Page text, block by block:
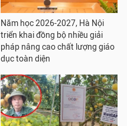
Năm học 2026-2027, Hà Nội
triển khai đồng bộ nhiều giải
pháp nâng cao chất lượng giáo
dục toàn diện